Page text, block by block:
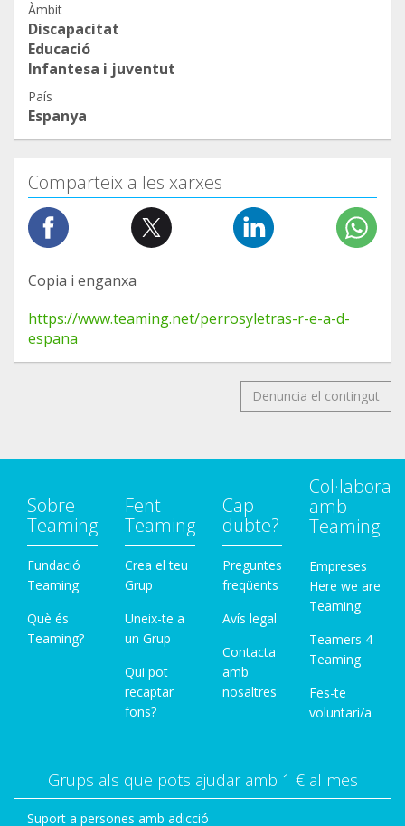
Àmbit
Discapacitat
Educació
Infantesa i juventut
País
Espanya
Comparteix a les xarxes
Copia i enganxa
https://www.teaming.net/perrosyletras-r-e-a-d-
espana
Denuncia el contingut
Sobre
Teaming
Fundació
Teaming
Què és
Teaming?
Fent
Teaming
Crea el teu
Grup
Uneix-te a
un Grup
Qui pot
recaptar
fons?
Cap
dubte?
Preguntes
freqüents
Avís legal
Contacta
amb
nosaltres
Col·labora
amb
Teaming
Empreses
Here we are
Teaming
Teamers 4
Teaming
Fes-te
voluntari/a
Grups als que pots ajudar amb 1 € al mes
Suport a persones amb adicció